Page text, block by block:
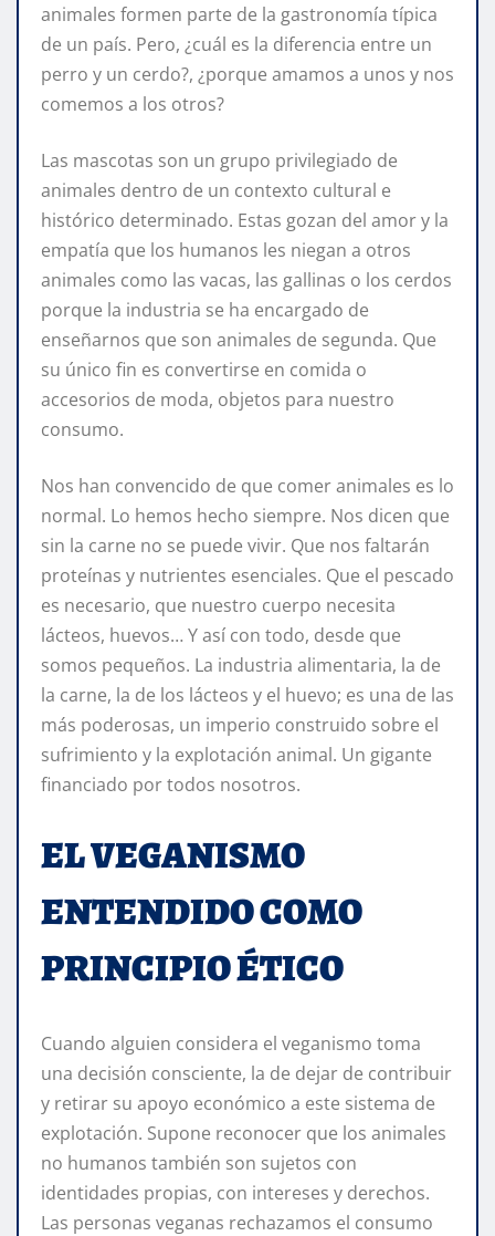
animales formen parte de la gastronomía típica
de un país. Pero, ¿cuál es la diferencia entre un
perro y un cerdo?, ¿porque amamos a unos y nos
comemos a los otros?
Las mascotas son un grupo privilegiado de
animales dentro de un contexto cultural e
histórico determinado. Estas gozan del amor y la
empatía que los humanos les niegan a otros
animales como las vacas, las gallinas o los cerdos
porque la industria se ha encargado de
enseñarnos que son animales de segunda. Que
su único fin es convertirse en comida o
accesorios de moda, objetos para nuestro
consumo.
Nos han convencido de que comer animales es lo
normal. Lo hemos hecho siempre. Nos dicen que
sin la carne no se puede vivir. Que nos faltarán
proteínas y nutrientes esenciales. Que el pescado
es necesario, que nuestro cuerpo necesita
lácteos, huevos… Y así con todo, desde que
somos pequeños. La industria alimentaria, la de
la carne, la de los lácteos y el huevo; es una de las
más poderosas, un imperio construido sobre el
sufrimiento y la explotación animal. Un gigante
financiado por todos nosotros.
EL VEGANISMO
ENTENDIDO COMO
PRINCIPIO ÉTICO
Cuando alguien considera el veganismo toma
una decisión consciente, la de dejar de contribuir
y retirar su apoyo económico a este sistema de
explotación. Supone reconocer que los animales
no humanos también son sujetos con
identidades propias, con intereses y derechos.
Las personas veganas rechazamos el consumo